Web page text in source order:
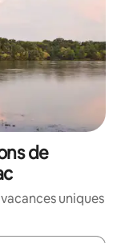
de
uniques